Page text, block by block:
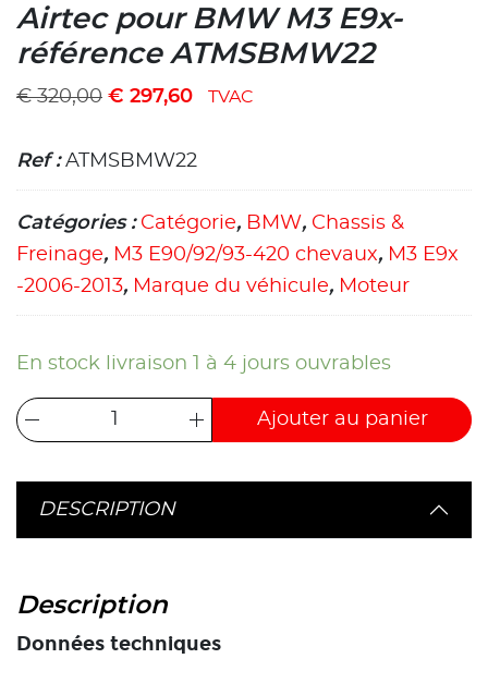
Airtec pour BMW M3 E9x-
référence ATMSBMW22
€320,00 € 297,60 TVAC
Ref :ATMSBMW22
Catégories : Catégorie, BMW, Chassis &
Freinage, M3 E90/92/93-420 chevaux, M3 E9x
-2006-2013, Marque du véhicule, Moteur
En stock livraison 1 à 4 jours ouvrables
Ajouter au panier
DESCRIPTION
Description
Données techniques